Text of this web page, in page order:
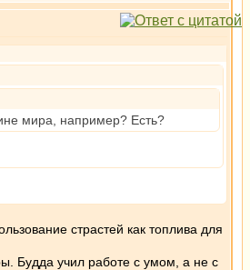
мира, например? Есть?
страстей как топлива для
Будда учил работе с умом, а не с